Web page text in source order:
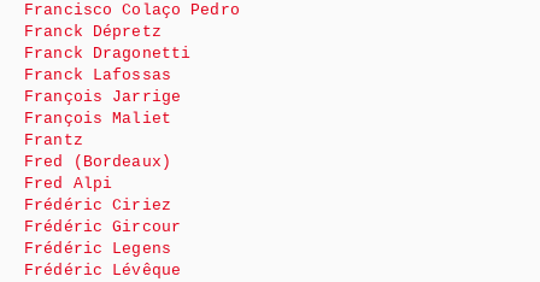
Francisco Colaço Pedro
Franck Dépretz
Franck Dragonetti
Franck Lafossas
François Jarrige
François Maliet
Frantz
Fred (Bordeaux)
Fred Alpi
Frédéric Ciriez
Frédéric Gircour
Frédéric Legens
Frédéric Lévêque